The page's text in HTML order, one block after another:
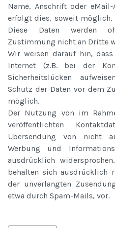
Name, Anschrift oder eMail-
erfolgt dies, soweit
Diese Daten werden
Zustimmung nicht an Dritte
Wir weisen darauf hin,
Internet (z.B. bei der
Sicherheitslücken
Schutz der Daten vor dem
möglich.
Der Nutzung von im
veröffentlichten
Übersendung von nicht
Werbung und
ausdrücklich
behalten sich ausdrücklich
der unverlangten
etwa durch Spam-Mails, vor.